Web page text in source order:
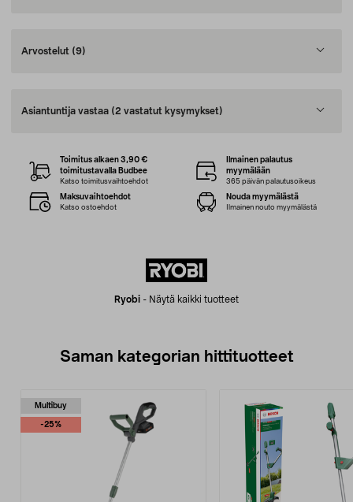
Arvostelut (9)
Asiantuntija vastaa (2 vastatut kysymykset)
Ryobi - Näytä kaikki tuotteet
Toimitus alkaen 3,90 €
toimitustavalla Budbee
Katso toimitusvaihtoehdot
Ilmainen palautus
myymälään
365 päivän palautusoikeus
Maksuvaihtoehdot
Katso ostoehdot
Nouda myymälästä
Ilmainen nouto myymälästä
Saman kategorian hittituotteet
Multibuy
-25%